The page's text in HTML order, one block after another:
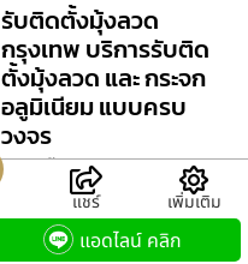
รับติดตั้งมุ้งลวด
กรุงเทพ บริการรับติด
ตั้งมุ้งลวด และ กระจก
อลูมิเนียม แบบครบ
วงจร
รับติดตั้งมุ้งลวดกรุงเทพ
บริการรับติดตั้ง ซ่อม เปลี่ยน
มุ้งลวด และ กระจกอลูมิเนียม
แบบครบวงจร ราคาถูก ให้
แชร์ เพิ่มเติม
แอดไลน์ คลิก